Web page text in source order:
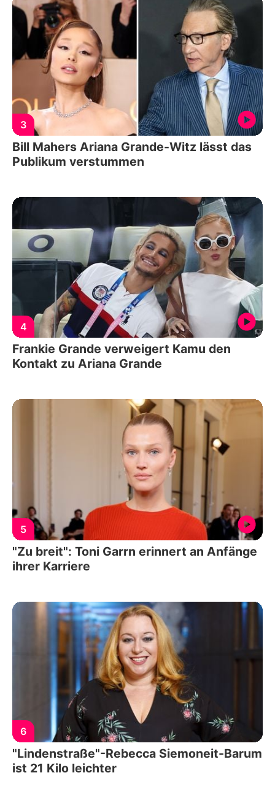
3
Bill Mahers Ariana Grande-Witz lässt das
Publikum verstummen
4
Frankie Grande verweigert Kamu den
Kontakt zu Ariana Grande
5
"Zu breit": Toni Garrn erinnert an Anfänge
ihrer Karriere
6
"Lindenstraße"-Rebecca Siemoneit-Barum
ist 21 Kilo leichter